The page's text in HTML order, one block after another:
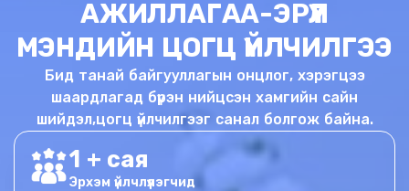
АЖИЛЛАГАА-ЭРҮҮЛ
МЭНДИЙН ЦОГЦ ҮЙЛЧИЛГЭЭ
Бид танай байгууллагын онцлог, хэрэгцээ
шаардлагад бүрэн нийцсэн хамгийн сайн
шийдэл,цогц үйлчилгээг санал болгож байна.
1 + сая
Эрхэм үйлчлүүлэгчид